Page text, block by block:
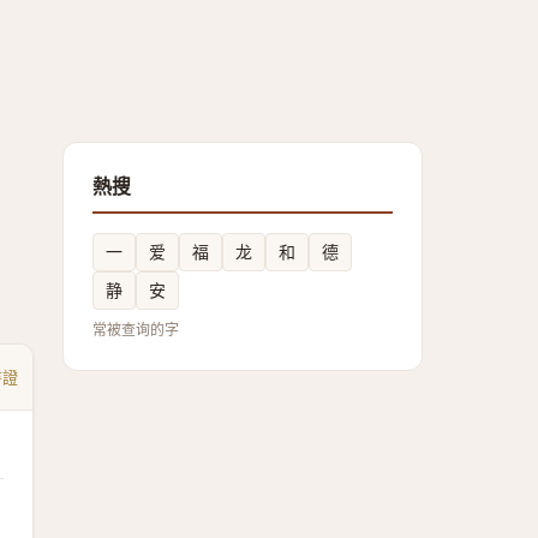
熱搜
一 爱 福 龙 和
德
静
安
常被查询的字